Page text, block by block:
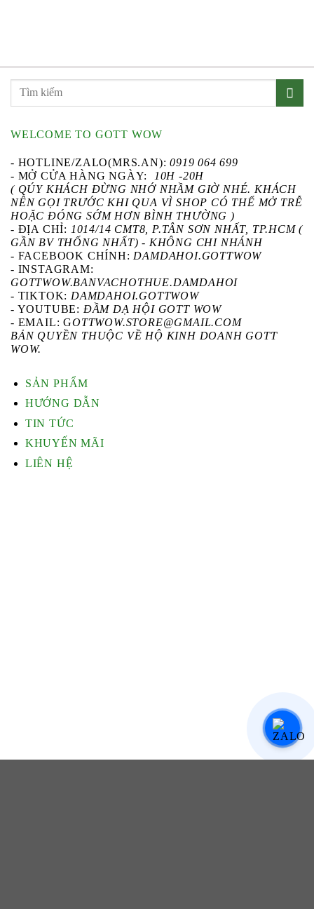
WELCOME TO GOTT WOW
- HOTLINE/ZALO(MRS.AN): 0919 064 699
- MỞ CỬA HÀNG NGÀY:
10H -20H
( QÚY KHÁCH ĐỪNG NHỚ NHẦM GIỜ NHÉ. KHÁCH
NÊN GỌI TRƯỚC KHI QUA VÌ SHOP CÓ THỂ MỞ TRỄ
HOẶC ĐÓNG SỚM HƠN BÌNH THƯỜNG )
- ĐỊA CHỈ: 1014/14 CMT8, P.TÂN SƠN NHẤT, TP.HCM (
GẦN BV THỐNG NHẤT) - KHÔNG CHI NHÁNH
- FACEBOOK CHÍNH: DAMDAHOI.GOTTWOW
- INSTAGRAM:
GOTTWOW.BANVACHOTHUE.DAMDAHOI
- TIKTOK: DAMDAHOI.GOTTWOW
- YOUTUBE: ĐẦM DẠ HỘI GOTT WOW
- EMAIL: GOTTWOW.STORE@GMAIL.COM
BẢN QUYỀN THUỘC VỀ HỘ KINH DOANH GOTT
WOW.
SẢN PHẨM
HƯỚNG DẪN
TIN TỨC
KHUYẾN MÃI
LIÊN HỆ